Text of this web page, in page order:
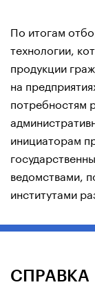
По итогам
технологии,
продукции
на
потребностям
инициаторам
ведомствами,
институтами
СПРАВКА